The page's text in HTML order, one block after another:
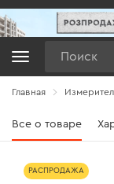
Главная
Все о товаре
РАСПРОДАЖА